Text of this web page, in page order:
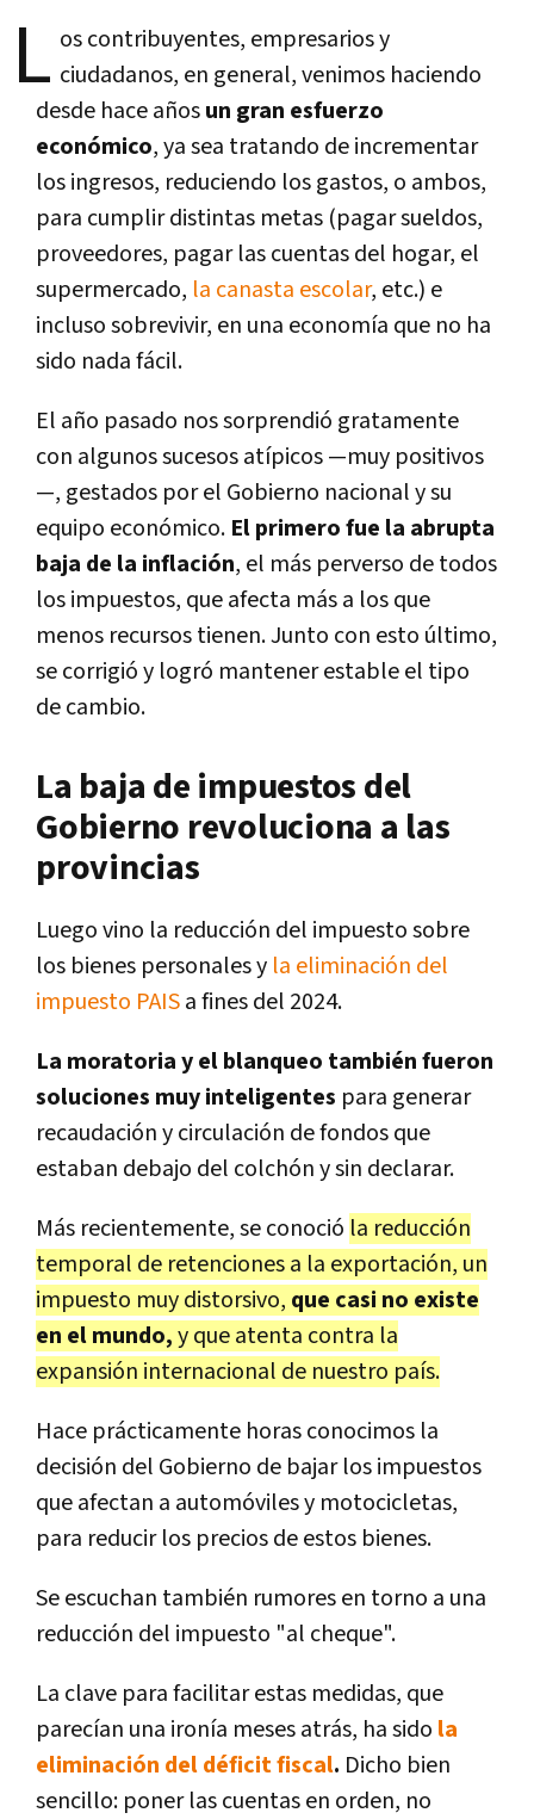
L os contribuyentes, empresarios y
ciudadanos, en general, venimos haciendo
desde hace añosun gran esfuerzo
económico, ya sea tratando de incrementar
los ingresos, reduciendo los gastos, o ambos,
para cumplir distintas metas (pagar sueldos,
proveedores, pagar las cuentas del hogar, el
supermercado, la canasta escolar, etc.) e
incluso sobrevivir, en una economía que no ha
sido nada fácil.
El año pasado nos sorprendió gratamente
con algunos sucesos atípicos —muy positivos
—, gestados por el Gobierno nacional y su
equipo económico. El primero fue la abrupta
baja de la inflación, el más perverso de todos
los impuestos, que afecta más a los que
menos recursos tienen. Junto con esto último,
se corrigió y logró mantener estable el tipo
de cambio.
La baja de impuestos del
Gobierno revoluciona a las
provincias
Luego vino la reducción del impuesto sobre
los bienes personales y la eliminación del
impuesto PAISa fines del 2024.
La moratoria y el blanqueo también fueron
soluciones muy inteligentes para generar
recaudación y circulación de fondos que
estaban debajo del colchón y sin declarar.
Más recientemente, se conoció la reducción
temporal de retenciones a la exportación, un
impuesto muy distorsivo, que casi no existe
en el mundo,y que atenta contra la
expansión internacional de nuestro país.
Hace prácticamente horas conocimos la
decisión del Gobierno de bajar los impuestos
que afectan a automóviles y motocicletas,
para reducir los precios de estos bienes.
Se escuchan también rumores en torno a una
reducción del impuesto "al cheque".
La clave para facilitar estas medidas, que
parecían una ironía meses atrás, ha sido la
eliminación del déficit fiscal. Dicho bien
sencillo: poner las cuentas en orden, no